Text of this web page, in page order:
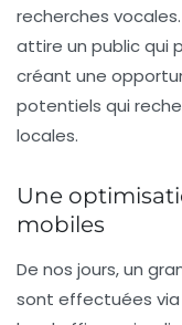
recherches
attire un public qui
créant une
potentiels qui
locales.
Une
mobiles
De nos jours, un
sont effectuées via